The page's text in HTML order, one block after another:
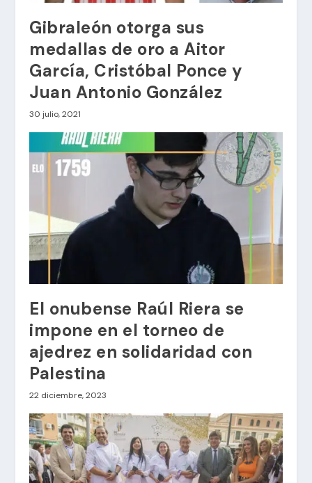
Gibraleón otorga sus
medallas de oro a Aitor
García, Cristóbal Ponce y
Juan Antonio González
30 julio, 2021
El onubense Raúl Riera se
impone en el torneo de
ajedrez en solidaridad con
Palestina
22 diciembre, 2023